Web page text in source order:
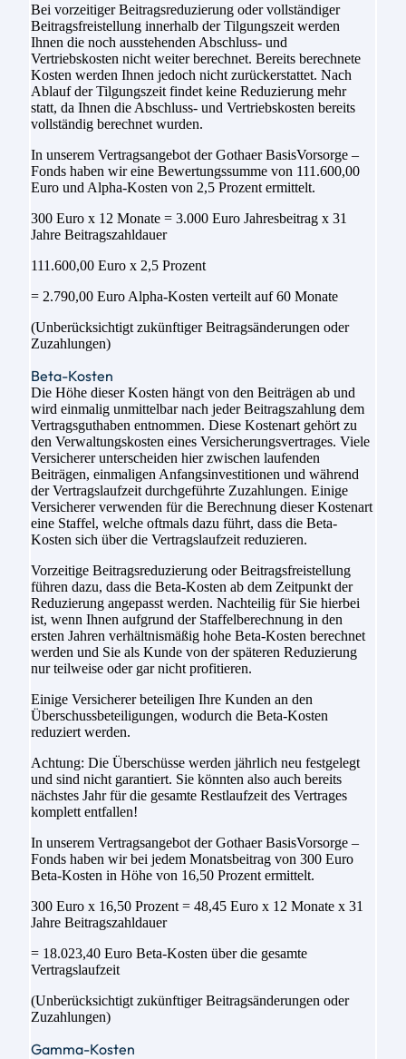
Bei vorzeitiger Beitragsreduzierung oder vollständiger
Beitragsfreistellung innerhalb der Tilgungszeit werden
Ihnen die noch ausstehenden Abschluss- und
Vertriebskosten nicht weiter berechnet. Bereits berechnete
Kosten werden Ihnen jedoch nicht zurückerstattet. Nach
Ablauf der Tilgungszeit findet keine Reduzierung mehr
statt, da Ihnen die Abschluss- und Vertriebskosten bereits
vollständig berechnet wurden.
In unserem Vertragsangebot der Gothaer BasisVorsorge –
Fonds haben wir eine Bewertungssumme von 111.600,00
Euro und Alpha-Kosten von 2,5 Prozent ermittelt.
300 Euro x 12 Monate = 3.000 Euro Jahresbeitrag x 31
Jahre Beitragszahldauer
111.600,00 Euro x 2,5 Prozent
= 2.790,00 Euro Alpha-Kosten verteilt auf 60 Monate
(Unberücksichtigt zukünftiger Beitragsänderungen oder
Zuzahlungen)
Beta-Kosten
Die Höhe dieser Kosten hängt von den Beiträgen ab und
wird einmalig unmittelbar nach jeder Beitragszahlung dem
Vertragsguthaben entnommen. Diese Kostenart gehört zu
den Verwaltungskosten eines Versicherungsvertrages. Viele
Versicherer unterscheiden hier zwischen laufenden
Beiträgen, einmaligen Anfangsinvestitionen und während
der Vertragslaufzeit durchgeführte Zuzahlungen. Einige
Versicherer verwenden für die Berechnung dieser Kostenart
eine Staffel, welche oftmals dazu führt, dass die Beta-
Kosten sich über die Vertragslaufzeit reduzieren.
Vorzeitige Beitragsreduzierung oder Beitragsfreistellung
führen dazu, dass die Beta-Kosten ab dem Zeitpunkt der
Reduzierung angepasst werden. Nachteilig für Sie hierbei
ist, wenn Ihnen aufgrund der Staffelberechnung in den
ersten Jahren verhältnismäßig hohe Beta-Kosten berechnet
werden und Sie als Kunde von der späteren Reduzierung
nur teilweise oder gar nicht profitieren.
Einige Versicherer beteiligen Ihre Kunden an den
Überschussbeteiligungen, wodurch die Beta-Kosten
reduziert werden.
Achtung: Die Überschüsse werden jährlich neu festgelegt
und sind nicht garantiert. Sie könnten also auch bereits
nächstes Jahr für die gesamte Restlaufzeit des Vertrages
komplett entfallen!
In unserem Vertragsangebot der Gothaer BasisVorsorge –
Fonds haben wir bei jedem Monatsbeitrag von 300 Euro
Beta-Kosten in Höhe von 16,50 Prozent ermittelt.
300 Euro x 16,50 Prozent = 48,45 Euro x 12 Monate x 31
Jahre Beitragszahldauer
= 18.023,40 Euro Beta-Kosten über die gesamte
Vertragslaufzeit
(Unberücksichtigt zukünftiger Beitragsänderungen oder
Zuzahlungen)
Gamma-Kosten